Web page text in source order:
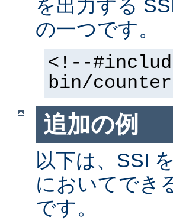
を出力する
の一つです。
<!--
bin/
追加の例
以下は、SSI
においてでき
です。